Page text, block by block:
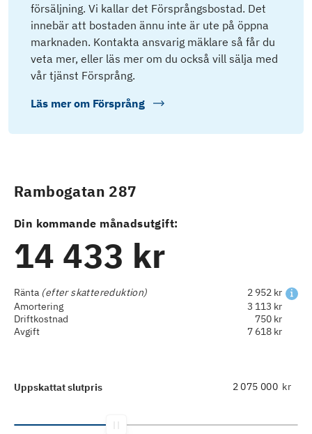
försäljning. Vi kallar det Försprångsbostad. Det
innebär att bostaden ännu inte är ute på öppna
marknaden. Kontakta ansvarig mäklare så får du
veta mer, eller läs mer om du också vill sälja med
vår tjänst Försprång.
Läs mer om Försprång
Rambogatan 287
Din kommande månadsutgift:
14 433 kr
Ränta (efter skattereduktion)
2 952 kr
Amortering
3 113 kr
Driftkostnad
750 kr
Avgift
7 618 kr
Uppskattat slutpris kr